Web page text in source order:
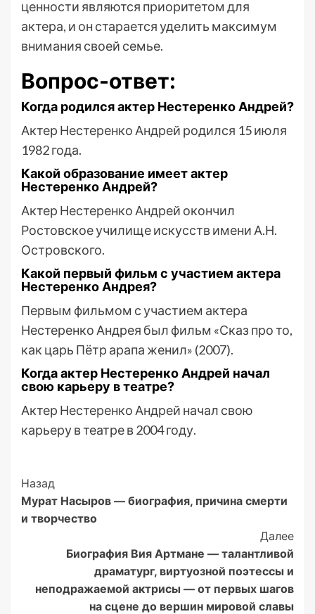
ценности являются приоритетом для
актера, и он старается уделить максимум
внимания своей семье.
Вопрос-ответ:
Когда родился актер Нестеренко Андрей?
Актер Нестеренко Андрей родился 15 июля
1982 года.
Какой образование имеет актер
Нестеренко Андрей?
Актер Нестеренко Андрей окончил
Ростовское училище искусств имени А.Н.
Островского.
Какой первый фильм с участием актера
Нестеренко Андрея?
Первым фильмом с участием актера
Нестеренко Андрея был фильм «Сказ про то,
как царь Пётр арапа женил» (2007).
Когда актер Нестеренко Андрей начал
свою карьеру в театре?
Актер Нестеренко Андрей начал свою
карьеру в театре в 2004 году.
Post
Navigation
Назад
Мурат Насыров — биография, причина смерти
и творчество
Далее
Биография Вия Артмане — талантливой
драматург, виртуозной поэтессы и
неподражаемой актрисы — от первых шагов
на сцене до вершин мировой славы